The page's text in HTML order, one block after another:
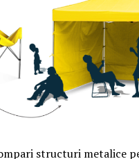
structuri metalice